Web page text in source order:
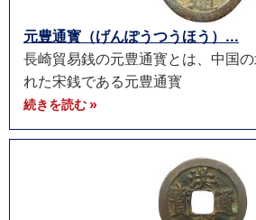
元豊通寳（げんぽうつうほう）...
長崎貿易銭の元豊通寳とは、中国
れた宋銭である元豊通寳
続きを読む »